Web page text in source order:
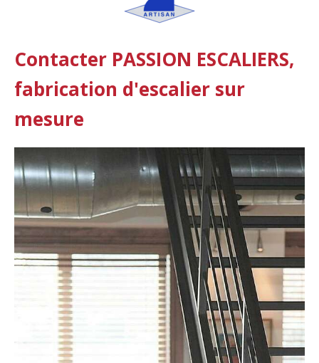
Contacter PASSION ESCALIERS,
fabrication d'escalier sur
mesure